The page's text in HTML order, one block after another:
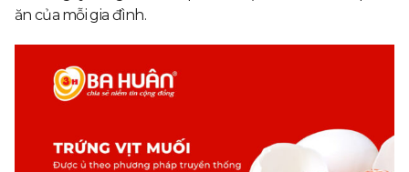
ăn của mỗi gia đình.